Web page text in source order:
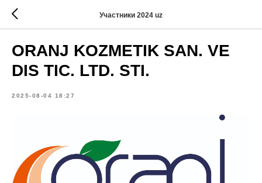
Участники 2024 uz
ORANJ KOZMETIK SAN. VE
DIS TIC. LTD. STI.
2025-08-04 18:27